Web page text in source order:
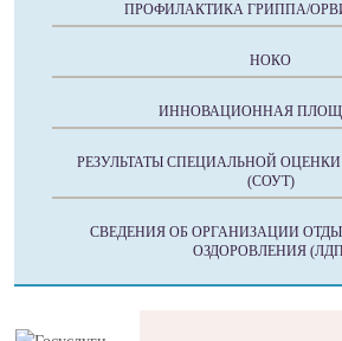
ПРОФИЛАКТИКА ГРИППА/
НОКО
ИННОВАЦИОННАЯ
РЕЗУЛЬТАТЫ СПЕЦИАЛЬНОЙ
(СОУТ)
СВЕДЕНИЯ ОБ ОРГАНИЗАЦИИ
ОЗДОРОВЛЕНИЯ